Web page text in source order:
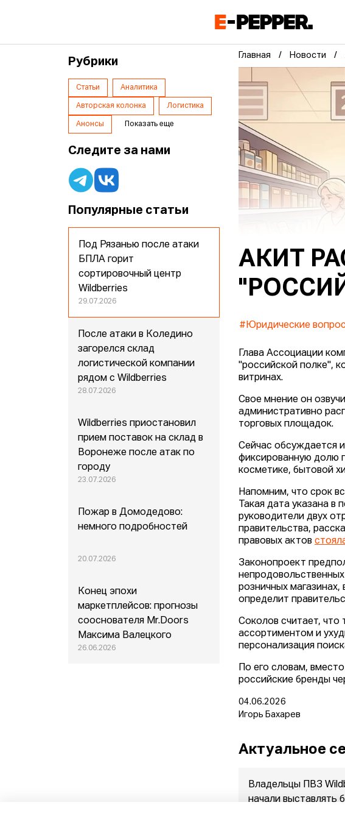
Главная Новости
АКИТ
#Юридические
Глава Ассоциации
"российской полке",
витринах.
Свое мнение он
административно
торговых площадок.
Сейчас обсуждается
фиксированную долю
косметике, бытовой
Напомним, что срок
Такая дата указана
руководители двух
правительства,
правовых актов
Законопроект
розничных
определит
Соколов считает, что
ассортиментом и
персонализация
По его словам,
российские бренды
04.06.2026
Игорь Бахарев
Актуальное
Владельцы ПВЗ
начали выставлять
Рубрики
Статьи Аналитика
Авторская колонка Логистика
Анонсы Показать еще
Следите за нами
Популярные статьи
Под Рязанью после атаки
БПЛА горит
сортировочный центр
Wildberries
29.07.2026
После атаки в Коледино
загорелся склад
логистической компании
рядом с Wildberries
28.07.2026
Wildberries приостановил
прием поставок на склад в
Воронеже после атак по
городу
23.07.2026
Пожар в Домодедово:
немного подробностей
20.07.2026
Конец эпохи
маркетплейсов: прогнозы
сооснователя Mr.Doors
Максима Валецкого
26.06.2026